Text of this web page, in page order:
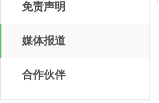
免责声明
媒体报道
合作伙伴